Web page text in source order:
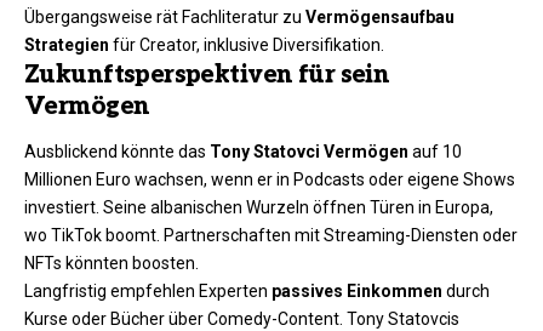
Übergangsweise rät Fachliteratur zu Vermögensaufbau
Strategien für Creator, inklusive Diversifikation.​
Zukunftsperspektiven für sein
Vermögen
Ausblickend könnte das Tony Statovci Vermögen auf 10
Millionen Euro wachsen, wenn er in Podcasts oder eigene Shows
investiert. Seine albanischen Wurzeln öffnen Türen in Europa,
wo TikTok boomt. Partnerschaften mit Streaming-Diensten oder
NFTs könnten boosten.​
Langfristig empfehlen Experten passives Einkommen durch
Kurse oder Bücher über Comedy-Content. Tony Statovcis